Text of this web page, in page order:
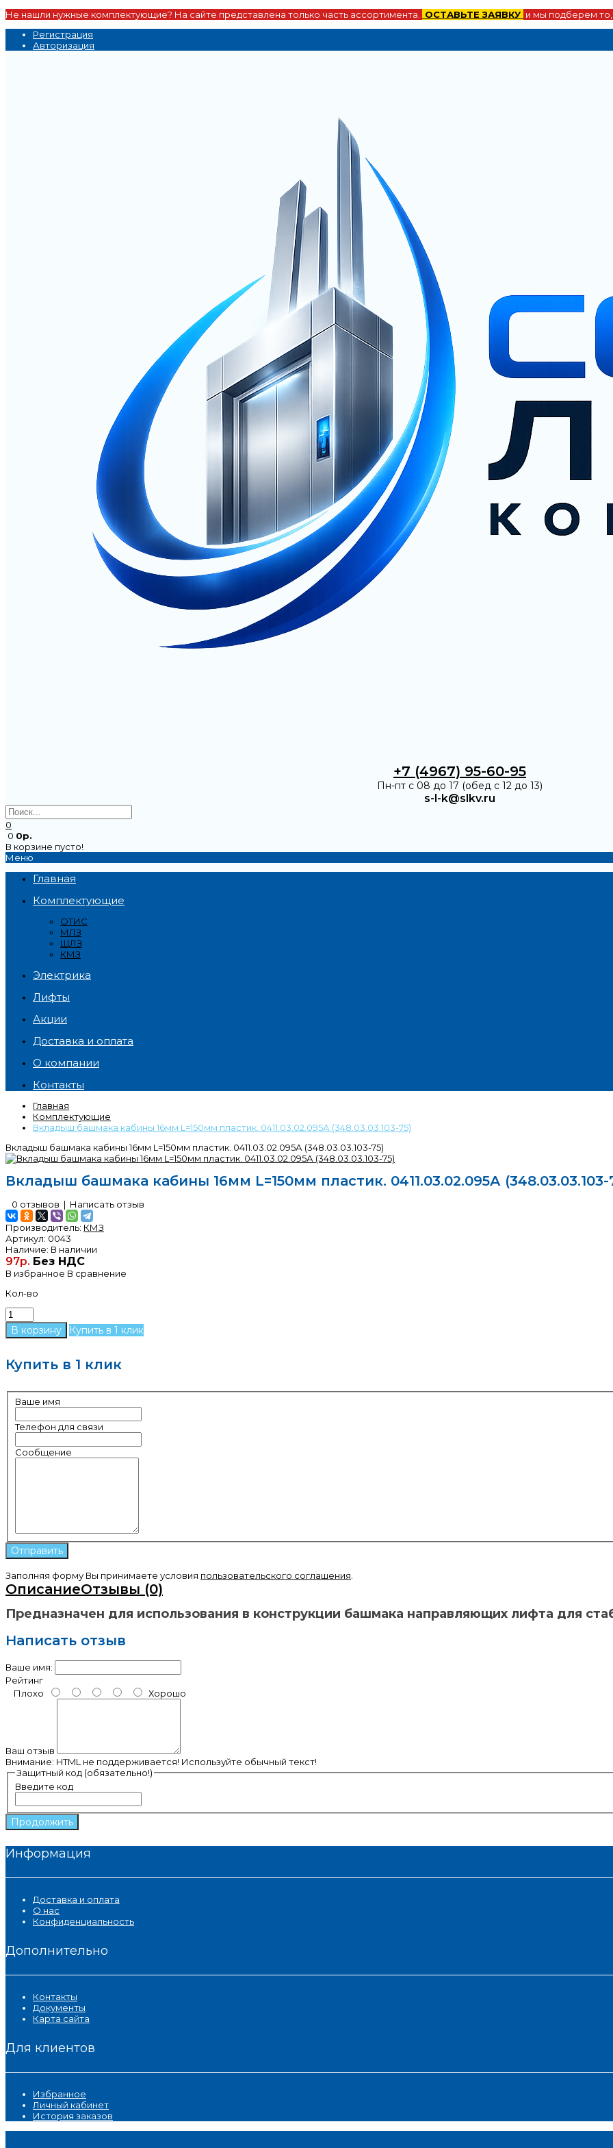
Не нашли нужные комплектующие? На сайте представлена только часть ассортимента. ОСТАВЬТЕ ЗАЯВКУ и мы подберем
Регистрация
Авторизация
+7 (4967) 95-60-95
Пн-пт с 08 до 17 (обед с 12 до 13)
s-l-k@slkv.ru
0
0 0р.
В корзине пусто!
Меню
Главная
Комплектующие
ОТИС
МЛЗ
ЩЛЗ
КМЗ
Электрика
Лифты
Акции
Доставка и оплата
О компании
Контакты
Главная
Комплектующие
Вкладыш башмака кабины 16мм L=150мм пластик. 0411.03.02.095А (348.03.03.103-75)
Вкладыш башмака кабины 16мм L=150мм пластик. 0411.03.02.095А (348.03.03.103-75)
Вкладыш башмака кабины 16мм L=150мм пластик. 0411.03.02.095А (348.03.03.103-
0 отзывов | Написать отзыв
Производитель: КМЗ
Артикул: 0043
Наличие: В наличии
97р. Без НДС
В избранное В сравнение
Кол-во
Купить в 1 клик
Купить в 1 клик
Ваше имя
Телефон для связи
Сообщение
Заполняя форму Вы принимаете условия пользовательского соглашения
ОписаниеОтзывы (0)
Предназначен для использования в конструкции башмака направляющих лифта для
Написать отзыв
Ваше имя:
Рейтинг
Плохо
Хорошо
Ваш отзыв
Внимание: HTML не поддерживается! Используйте обычный текст!
Защитный код (обязательно!)
Введите код
Продолжить
Информация
Доставка и оплата
О нас
Конфиденциальность
Дополнительно
Контакты
Документы
Карта сайта
Для клиентов
Избранное
Личный кабинет
История заказов